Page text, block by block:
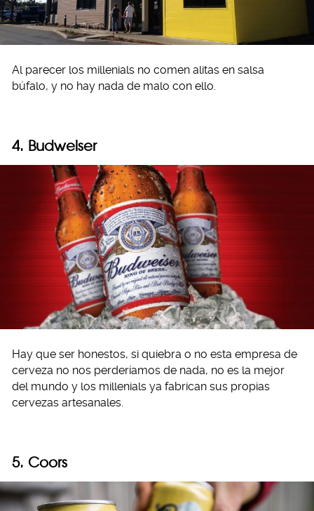
Al parecer los millenials no comen alitas en salsa
búfalo, y no hay nada de malo con ello.
4. Budweiser
Hay que ser honestos, si quiebra o no esta empresa de
cerveza no nos perderíamos de nada, no es la mejor
del mundo y los millenials ya fabrican sus propias
cervezas artesanales.
5. Coors